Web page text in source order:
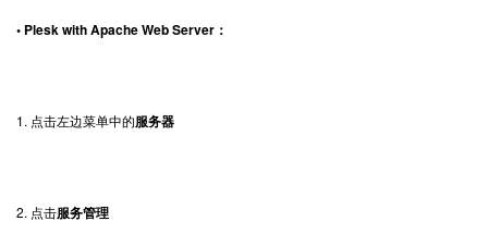
• Plesk with Apache Web Server：
1. 点击左边菜单中的服务器
2. 点击服务管理